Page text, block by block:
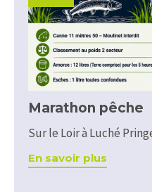
Marathon pêche
Sur le Loir à Luché
En savoir plus